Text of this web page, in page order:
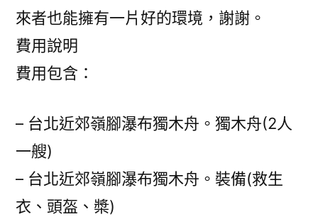
來者也能擁有一片好的環境，謝謝。
費用說明
費用包含：
– 台北近郊嶺腳瀑布獨木舟。獨木舟(2人
一艘)
– 台北近郊嶺腳瀑布獨木舟。裝備(救生
衣、頭盔、槳)